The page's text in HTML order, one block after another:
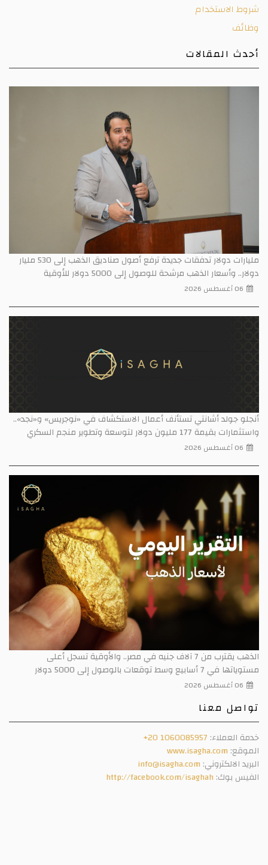
شروط الاستخدام
وظائف
أحدث المقالات
مليارات دولار تدفقات جديدة ترفع أصول صناديق الذهب إلى 530 مليار
دولار.. وأسعار الذهب مرشحة للوصول إلى 5000 دولار للأوقية
06 أغسطس 2026
أنجلو جولد أشانتي تستأنف أعمال الاستكشاف في «نوجريس» و«نجد»..
واستثمارات بقيمة 177 مليون دولار لتوسعة وتطوير منجم السكري
06 أغسطس 2026
الذهب يقترب من 7 آلاف جنيه في مصر.. والأوقية تسجل أعلى
مستوياتها في 7 أسابيع وسط توقعات بالوصول إلى 5000 دولار
06 أغسطس 2026
تواصل معنا
خدمة العملاء: +20 1060085957
الموقع: www.isagha.com
البريد الالكتروني: info@isagha.com
الفيس بوك: http://facebook.com/isaghah